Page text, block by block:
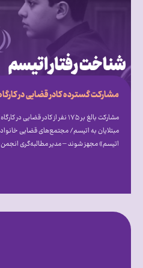
مشارکت بالغ بر ۱۷۵ نفر از کادر
مبتلایان به اتیسم/ مجتمع‌های قضایی
اتیسم» مجهز شوند – مدیر مطالبه‌گری